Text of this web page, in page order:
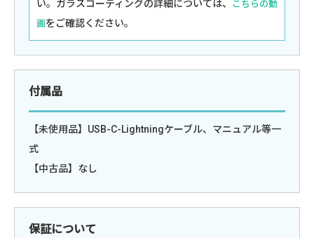
い。ガラスコーティングの詳細については、
こちらの動
画をご確認ください。
付属品
【未使用品】USB-C-Lightningケーブル、マニュアル等一
式
【中古品】なし
保証について